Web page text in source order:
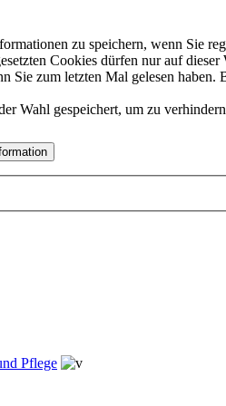
zu speichern, wenn Sie
Cookies dürfen nur auf
Sie zum letzten Mal gelesen
Wahl gespeichert, um zu
Pflege